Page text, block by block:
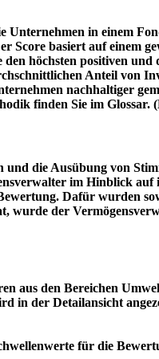
Unternehmen in einem
Score basiert auf einem
höchsten positiven
Anteil von
nachhaltiger
finden Sie im Glossar.
die Ausübung von
im Hinblick
Dafür wurden
wurde der
aus den Bereichen
in der Detailansicht
für die